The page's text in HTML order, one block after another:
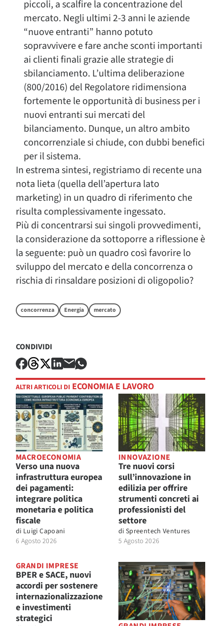
piccoli, a scalfire la concentrazione del
mercato. Negli ultimi 2-3 anni le aziende
“nuove entranti” hanno potuto
sopravvivere e fare anche sconti importanti
ai clienti finali grazie alle strategie di
sbilanciamento. L’ultima deliberazione
(800/2016) del Regolatore ridimensiona
fortemente le opportunità di business per i
nuovi entranti sui mercati del
bilanciamento. Dunque, un altro ambito
concorrenziale si chiude, con dubbi benefici
per il sistema.
In estrema sintesi, registriamo di recente una
nota lieta (quella dell’apertura lato
marketing) in un quadro di riferimento che
risulta complessivamente ingessato.
Più di concentrarsi sui singoli provvedimenti,
la considerazione da sottoporre a riflessione è
la seguente: può un quadro così favorire lo
sviluppo del mercato e della concorrenza o
rischia di rinsaldare posizioni di oligopolio?
concorrenza Energia mercato
CONDIVIDI
ALTRI ARTICOLI DI ECONOMIA E LAVORO
MACROECONOMIA
Verso una nuova
infrastruttura europea
dei pagamenti:
integrare politica
monetaria e politica
fiscale
di Luigi Capoani
6 Agosto 2026
INNOVAZIONE
Tre nuovi corsi
sull’innovazione in
edilizia per offrire
strumenti concreti ai
professionisti del
settore
di Spreentech Ventures
5 Agosto 2026
GRANDI IMPRESE
BPER e SACE, nuovi
accordi per sostenere
internazionalizzazione
e investimenti
strategici